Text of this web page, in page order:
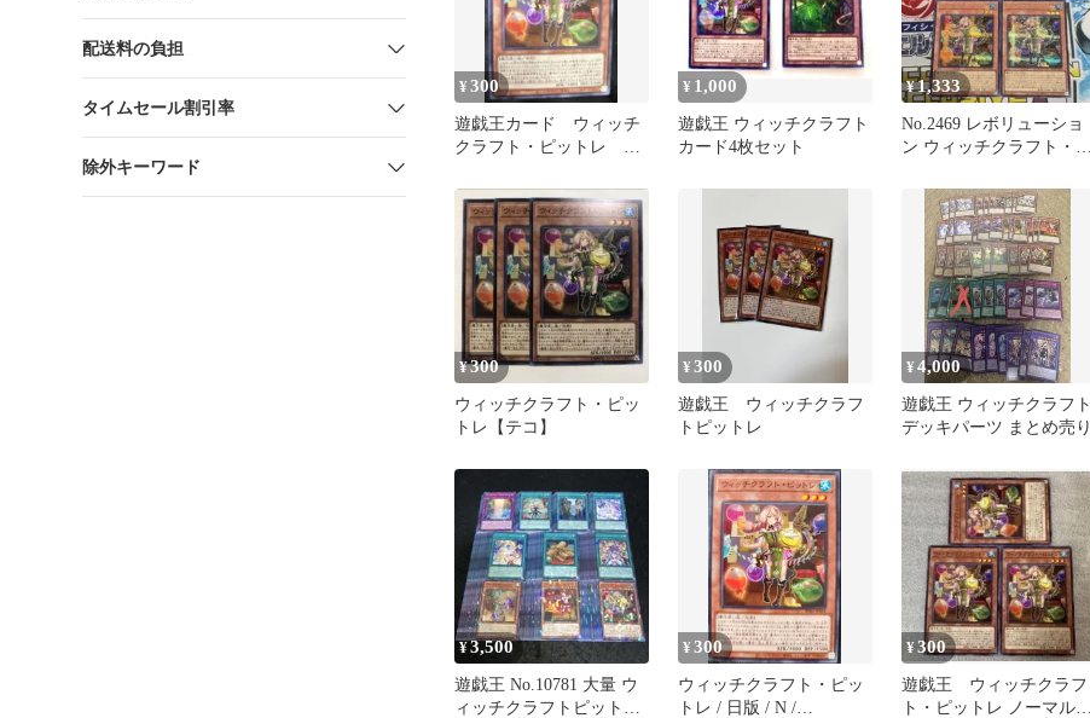
配送料の負担
タイムセール割引率
除外キーワード
¥300
遊戯王カード ウィッチ
クラフト・ピットレ 1
¥ 1,000
遊戯王 ウィッチクラフト
カード4枚セット
¥1,333
No.2469 レボリューショ
ン ウィッチクラフト・ピ
¥300
ウィッチクラフト・ピッ
トレ【テコ】
¥300
遊戯王 ウィッチクラフ
トピットレ
¥4,000
遊戯王 ウィッチクラフト
デッキパーツ まとめ売り
¥3,500
遊戯王 No.10781 大量 ウ
ィッチクラフトピットレ
¥300
ウィッチクラフト・ピッ
トレ / 日版 / N /
¥300
遊戯王 ウィッチクラフ
ト・ピットレ ノーマル3